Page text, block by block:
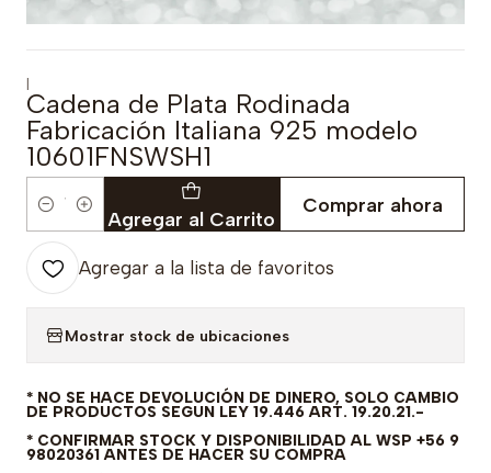
|
Cadena de Plata Rodinada
Fabricación Italiana 925 modelo
10601FNSWSH1
Cantidad Agregar al Carrito
Comprar ahora
Agregar a la lista de favoritos
Mostrar stock de ubicaciones
* NO SE HACE DEVOLUCIÓN DE DINERO, SOLO CAMBIO
DE PRODUCTOS SEGUN LEY 19.446 ART. 19.20.21.-
* CONFIRMAR STOCK Y DISPONIBILIDAD AL WSP +56 9
98020361 ANTES DE HACER SU COMPRA